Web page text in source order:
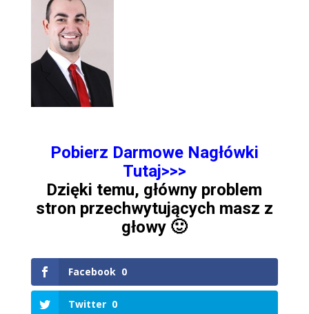
Pobierz Darmowe Nagłówki
Tutaj>>>
Dzięki temu, główny problem
stron przechwytujących masz z
głowy 🙂
Facebook 0
Twitter 0